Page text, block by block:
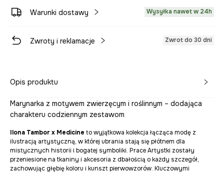
Warunki dostawy Wysyłka nawet w 24h
Zwroty i reklamacje Zwrot do 30 dni
Opis produktu
Marynarka z motywem zwierzęcym i roślinnym – dodająca
charakteru codziennym zestawom
Ilona Tambor x Medicine to wyjątkowa kolekcja łącząca modę z
ilustracją artystyczną, w której ubrania stają się płótnem dla
mistycznych historii i bogatej symboliki. Prace Artystki zostały
przeniesione na tkaniny i akcesoria z dbałością o każdy szczegół,
zachowując głębię koloru i kunszt pierwowzorów. Kluczowymi